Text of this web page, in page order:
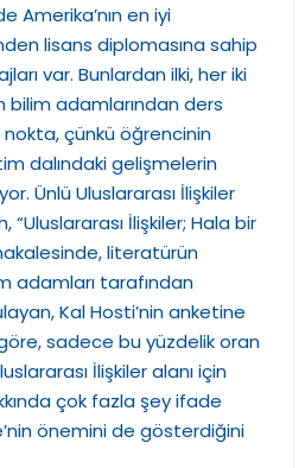
Amerika’nın en iyi
lisans diplomasına sahip
var. Bunlardan ilki, her iki
adamlarından ders
nokta, çünkü öğrencinin
dalındaki gelişmelerin
Ünlü Uluslararası İlişkiler
İlişkiler; Hala bir
literatürün
adamları tarafından
Kal Hosti’nin anketine
sadece bu yüzdelik oran
İlişkiler alanı için
çok fazla şey ifade
önemini de gösterdiğini